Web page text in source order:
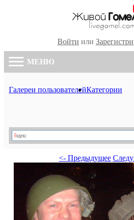
Войти или
МЕНЮ
Галереи пользователейКатегории
<- Предыдущее